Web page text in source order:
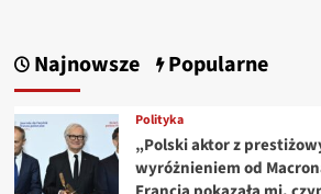
Najnowsze Popularne
Polityka
„Polski aktor z
wyróżnieniem od